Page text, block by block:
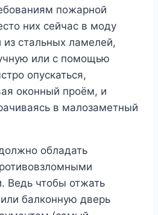
пожарной
них сейчас в моду
стальных ламелей,
или с помощью
опускаться,
оконный проём, и
в малозаметный
обладать
Ведь чтобы отжать
балконную дверь